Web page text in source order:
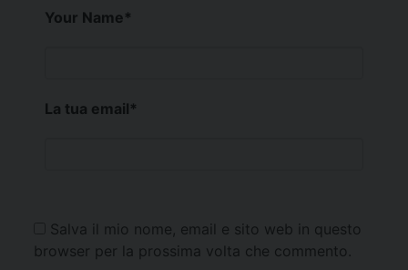
Your Name*
La tua email*
Salva il mio nome, email e sito web in questo
browser per la prossima volta che commento.